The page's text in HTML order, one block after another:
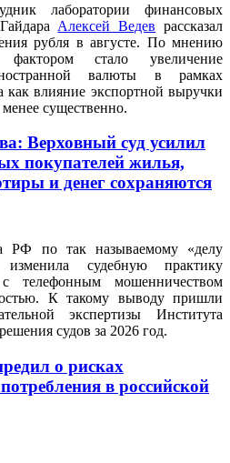
лаборатории финансовых
Алексей Ведев рассказал
рубля в августе. По мнению
стало увеличение
валюты в рамках
как влияние экспортной выручки
существенно.
Верховный суд усилил
покупателей жилья,
и денег сохраняются
РФ по так называемому «делу
судебную практику
телефонным мошенничеством
К такому выводу пришли
экспертизы Института
судов за 2026 год.
о рисках
в российской